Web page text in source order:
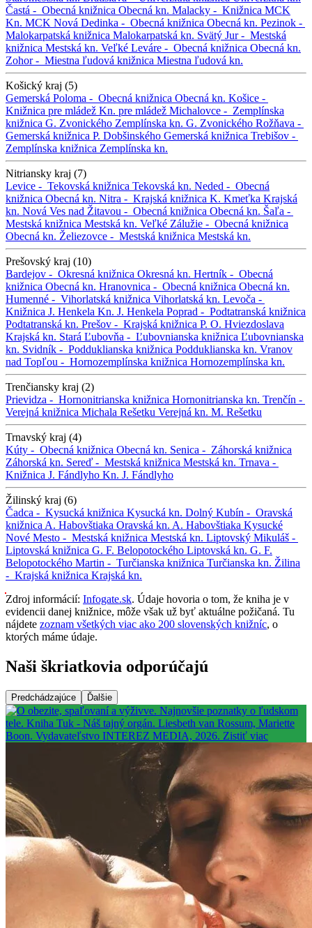
Častá - Obecná knižnica Obecná kn. Malacky - Knižnica MCK
Kn. MCK Nová Dedinka - Obecná knižnica Obecná kn. Pezinok -
Malokarpatská knižnica Malokarpatská kn. Svätý Jur - Mestská
knižnica Mestská kn. Veľké Leváre - Obecná knižnica Obecná kn.
Zohor - Miestna ľudová knižnica Miestna ľudová kn.
Košický kraj (5)
Gemerská Poloma - Obecná knižnica Obecná kn. Košice -
Knižnica pre mládež Kn. pre mládež Michalovce - Zemplínska
knižnica G. Zvonického Zemplínska kn. G. Zvonického Rožňava -
Gemerská knižnica P. Dobšinského Gemerská knižnica Trebišov -
Zemplínska knižnica Zemplínska kn.
Nitriansky kraj (7)
Levice - Tekovská knižnica Tekovská kn. Neded - Obecná
knižnica Obecná kn. Nitra - Krajská knižnica K. Kmeťka Krajská
kn. Nová Ves nad Žitavou - Obecná knižnica Obecná kn. Šaľa -
Mestská knižnica Mestská kn. Veľké Zálužie - Obecná knižnica
Obecná kn. Želiezovce - Mestská knižnica Mestská kn.
Prešovský kraj (10)
Bardejov - Okresná knižnica Okresná kn. Hertník - Obecná
knižnica Obecná kn. Hranovnica - Obecná knižnica Obecná kn.
Humenné - Vihorlatská knižnica Vihorlatská kn. Levoča -
Knižnica J. Henkela Kn. J. Henkela Poprad - Podtatranská knižnica
Podtatranská kn. Prešov - Krajská knižnica P. O. Hviezdoslava
Krajská kn. Stará Ľubovňa - Ľubovnianska knižnica Ľubovnianska
kn. Svidník - Podduklianska knižnica Podduklianska kn. Vranov
nad Topľou - Hornozemplínska knižnica Hornozemplínska kn.
Trenčiansky kraj (2)
Prievidza - Hornonitrianska knižnica Hornonitrianska kn. Trenčín -
Verejná knižnica Michala Rešetku Verejná kn. M. Rešetku
Trnavský kraj (4)
Kúty - Obecná knižnica Obecná kn. Senica - Záhorská knižnica
Záhorská kn. Sereď - Mestská knižnica Mestská kn. Trnava -
Knižnica J. Fándlyho Kn. J. Fándlyho
Žilinský kraj (6)
Čadca - Kysucká knižnica Kysucká kn. Dolný Kubín - Oravská
knižnica A. Habovštiaka Oravská kn. A. Habovštiaka Kysucké
Nové Mesto - Mestská knižnica Mestská kn. Liptovský Mikuláš -
Liptovská knižnica G. F. Belopotockého Liptovská kn. G. F.
Belopotockého Martin - Turčianska knižnica Turčianska kn. Žilina
- Krajská knižnica Krajská kn.
Zdroj informácií: Infogate.sk. Údaje hovoria o tom, že kniha je v
evidencii danej knižnice, môže však už byť aktuálne požičaná. Tu
nájdete zoznam všetkých viac ako 200 slovenských knižníc, o
ktorých máme údaje.
Naši škriatkovia odporúčajú
Predchádzajúce Ďalšie